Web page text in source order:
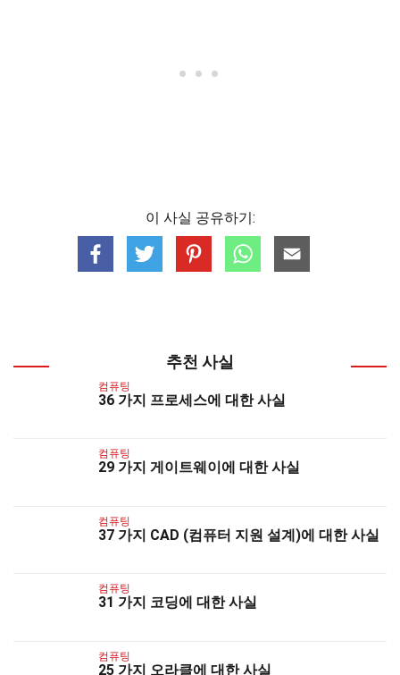
이 사실 공유하기:
추천 사실
컴퓨팅
36 가지 프로세스에 대한 사실
컴퓨팅
29 가지 게이트웨이에 대한 사실
컴퓨팅
37 가지 CAD (컴퓨터 지원 설계)에 대한 사실
컴퓨팅
31 가지 코딩에 대한 사실
컴퓨팅
25 가지 오라클에 대한 사실